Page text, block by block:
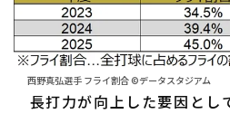
西野真弘選手 フライ割合 ©データスタジアム
長打力が向上した要因とし